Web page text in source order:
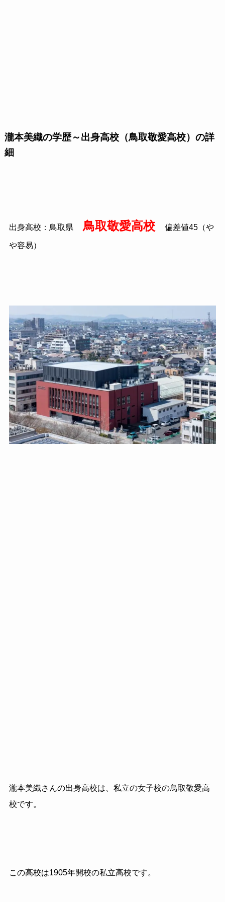
瀧本美織の学歴～出身高校（鳥取敬愛高校）の詳
細
出身高校：鳥取県 鳥取敬愛高校 偏差値45（や
や容易）
瀧本美織さんの出身高校は、私立の女子校の鳥取敬愛高
校です。
この高校は1905年開校の私立高校です。